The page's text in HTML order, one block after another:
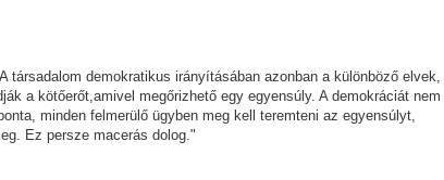
demokratikus irányításában azonban a különböző elvek,
a kötőerőt,amivel megőrizhető egy egyensúly. A demokráciát nem
minden felmerülő ügyben meg kell teremteni az egyensúlyt,
Ez persze macerás dolog."